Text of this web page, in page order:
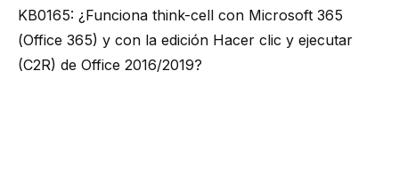
KB0165: ¿Funciona think-cell con Microsoft 365
(Office 365) y con la edición Hacer clic y ejecutar
(C2R) de Office 2016/2019?